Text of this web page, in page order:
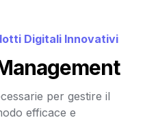
Digitali Innovativi
per gestire il
efficace e